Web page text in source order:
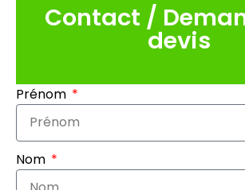
Contact /
devis
Prénom
Nom